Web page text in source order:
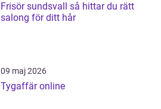
Frisör sundsvall så hittar du rätt
salong för ditt hår
09 maj 2026
Tygaffär online